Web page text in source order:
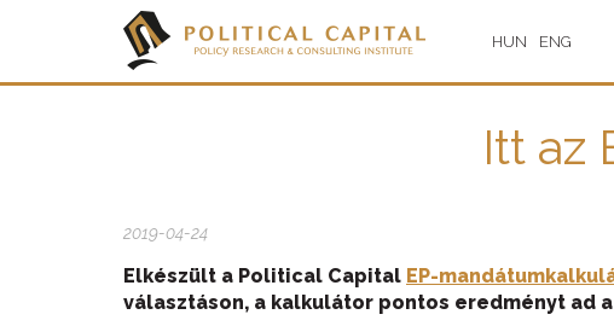
HUN ENG
Itt az
2019-04-24
Elkészült a Political Capital EP-
választáson, a kalkulátor pontos eredményt ad